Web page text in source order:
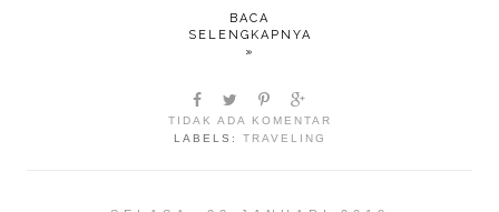
BACA
SELENGKAPNYA
»
TIDAK ADA KOMENTAR
LABELS: TRAVELING